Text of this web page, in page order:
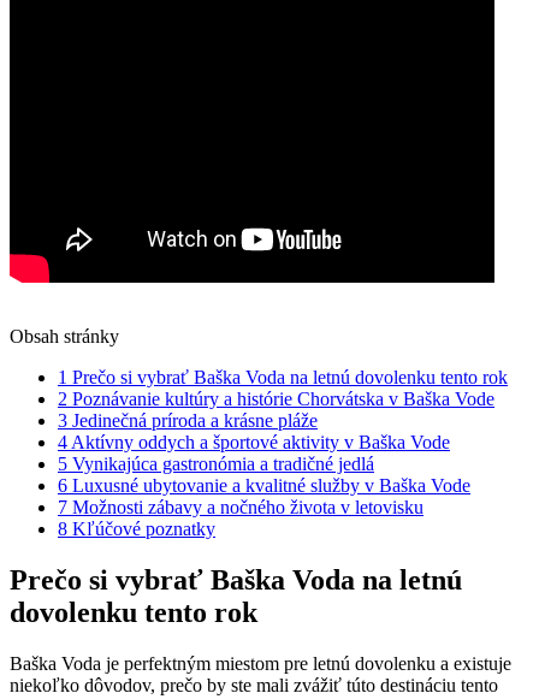
Obsah stránky
1 Prečo si vybrať Baška Voda na letnú dovolenku tento rok
2 Poznávanie kultúry a histórie Chorvátska v Baška Vode
3 Jedinečná príroda a krásne pláže
4 Aktívny oddych a športové aktivity v Baška Vode
5 Vynikajúca gastronómia a tradičné jedlá
6 Luxusné ubytovanie a kvalitné služby v Baška Vode
7 Možnosti zábavy a nočného života v letovisku
8 Kľúčové poznatky
Prečo si vybrať Baška Voda na letnú
dovolenku tento rok
Baška Voda je perfektným miestom pre letnú dovolenku a existuje
niekoľko dôvodov, prečo by ste mali zvážiť túto destináciu tento